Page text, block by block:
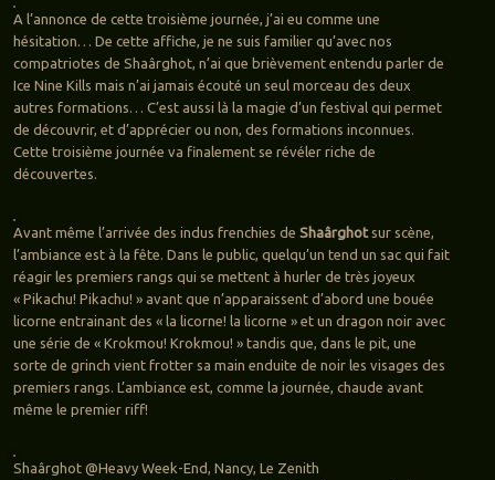
A l’annonce de cette troisième journée, j’ai eu comme une
hésitation… De cette affiche, je ne suis familier qu’avec nos
compatriotes de Shaârghot, n’ai que brièvement entendu parler de
Ice Nine Kills mais n’ai jamais écouté un seul morceau des deux
autres formations… C’est aussi là la magie d’un festival qui permet
de découvrir, et d’apprécier ou non, des formations inconnues.
Cette troisième journée va finalement se révéler riche de
découvertes.
Avant même l’arrivée des indus frenchies de Shaârghot sur scène,
l’ambiance est à la fête. Dans le public, quelqu’un tend un sac qui fait
réagir les premiers rangs qui se mettent à hurler de très joyeux
« Pikachu! Pikachu! » avant que n’apparaissent d’abord une bouée
licorne entrainant des « la licorne! la licorne » et un dragon noir avec
une série de « Krokmou! Krokmou! » tandis que, dans le pit, une
sorte de grinch vient frotter sa main enduite de noir les visages des
premiers rangs. L’ambiance est, comme la journée, chaude avant
même le premier riff!
Shaârghot @Heavy Week-End, Nancy, Le Zenith